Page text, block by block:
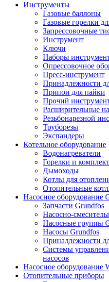
Инструменты
Газовые баллоны
Газовые горелки
Запрессовочные
Инструмент
Ключи
Наборы
Опрессовочное
Пресс-инструмент
Принадлежности
Припои для пайки
Прочий
Расширительные
Резьбонарезной
Труборезы
Экспандеры
Котельное оборудование
Водонагреватели
Горелки и
Дымоходы
Котлы для
Отопительные
Насосное оборудование
Запчасти Grundfos
Насосно-
Насосные группы
Насосы Grundfos
Принадлежности
Системы
насосов
Насосное оборудование
Отопительные приборы